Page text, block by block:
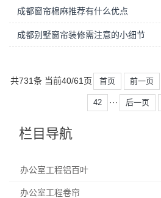
成都窗帘棉麻推荐有什么优点
成都别墅窗帘装修需注意的小细节
共731条 当前40/61页 首页 前一页
42 ··· 后一页
栏目导航
办公室工程铝百叶
办公室工程卷帘